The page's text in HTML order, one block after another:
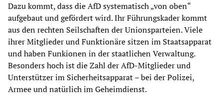
Dazu kommt, dass die AfD systematisch „von oben“
aufgebaut und gefördert wird. Ihr Führungskader kommt
aus den rechten Seilschaften der Unionsparteien. Viele
ihrer Mitglieder und Funktionäre sitzen im Staatsapparat
und haben Funkionen in der staatlichen Verwaltung.
Besonders hoch ist die Zahl der AfD-Mitglieder und
Unterstützer im Sicherheitsapparat – bei der Polizei,
Armee und natürlich im Geheimdienst.